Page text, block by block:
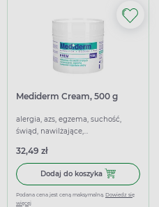
Mediderm Cream, 500 g
alergia, azs, egzema, suchość,
świąd, nawilżające,
32,49 zł
Dodaj do koszyka Dodaj do
Podana cena jest ceną maksymalną. Dowiedz się
więcej